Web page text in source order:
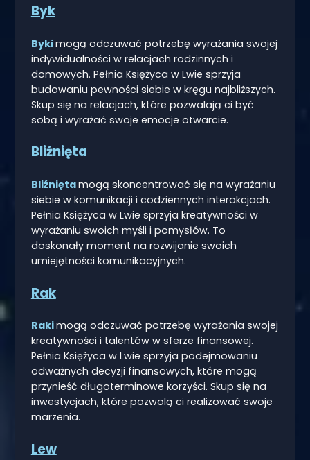
Byk
Bykimogą odczuwać potrzebę wyrażania swojej
indywidualności w relacjach rodzinnych i
domowych. Pełnia Księżyca w Lwie sprzyja
budowaniu pewności siebie w kręgu najbliższych.
Skup się na relacjach, które pozwalają ci być
sobą i wyrażać swoje emocje otwarcie.
Bliźnięta
Bliźniętamogą skoncentrować się na wyrażaniu
siebie w komunikacji i codziennych interakcjach.
Pełnia Księżyca w Lwie sprzyja kreatywności w
wyrażaniu swoich myśli i pomysłów. To
doskonały moment na rozwijanie swoich
umiejętności komunikacyjnych.
Rak
Rakimogą odczuwać potrzebę wyrażania swojej
kreatywności i talentów w sferze finansowej.
Pełnia Księżyca w Lwie sprzyja podejmowaniu
odważnych decyzji finansowych, które mogą
przynieść długoterminowe korzyści. Skup się na
inwestycjach, które pozwolą ci realizować swoje
marzenia.
Lew